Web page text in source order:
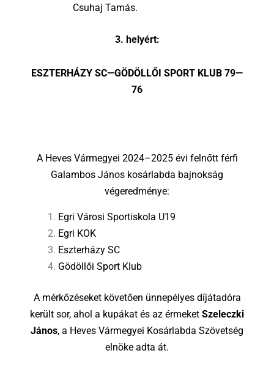
Csuhaj Tamás.
3. helyért:
ESZTERHÁZY SC—GÖDÖLLŐI SPORT KLUB 79—
76
A Heves Vármegyei 2024–2025 évi felnőtt férfi
Galambos János kosárlabda bajnokság
végeredménye:
Egri Városi Sportiskola U19
Egri KOK
Eszterházy SC
Gödöllői Sport Klub
A mérkőzéseket követően ünnepélyes díjátadóra
került sor, ahol a kupákat és az érmeket Szeleczki
János, a Heves Vármegyei Kosárlabda Szövetség
elnöke adta át.